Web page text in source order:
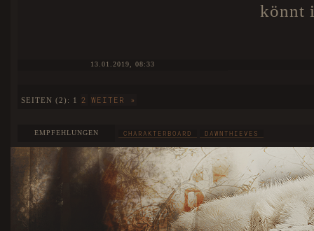
könnt
13.01.2019, 08:33
SEITEN (2): 1 2 WEITER »
EMPFEHLUNGEN CHARAKTERBOARD DAWNTHIEVES